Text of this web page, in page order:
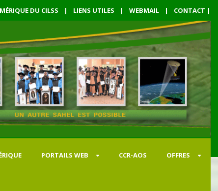
DU CILSS | LIENS UTILES | WEBMAIL | CONTACT |
PORTAILS WEB CCR-AOS OFFRES